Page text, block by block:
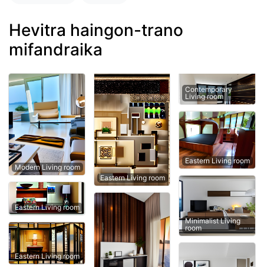
Hevitra haingon-trano
mifandraika
Modern Living room
Eastern Living room
Eastern Living room
Eastern Living room
Contemporary
Living room
Eastern Living room
Minimalist Living
room